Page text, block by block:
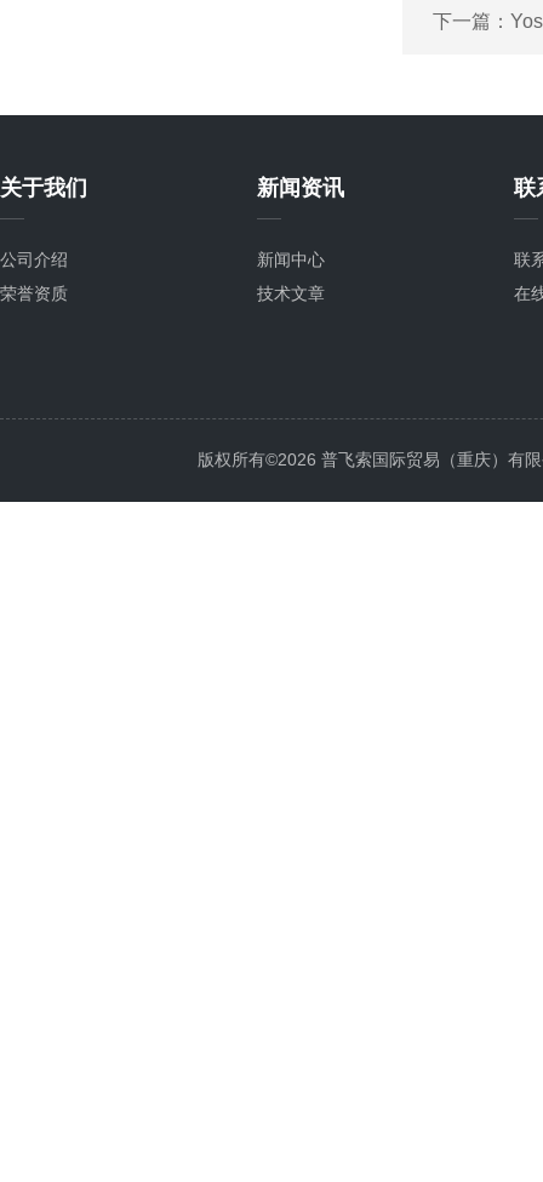
下一篇：
关于我们
公司介绍
荣誉资质
新闻资讯
新闻中心
技术文章
联
联
在
版权所有©2026 普飞索国际贸易（重庆）有